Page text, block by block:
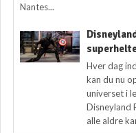
Nantes...
Hver dag
kan du nu
universet i
Disneyland
alle aldre